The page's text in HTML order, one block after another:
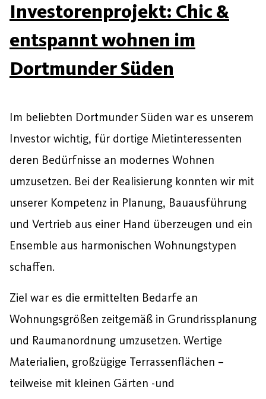
Investorenprojekt: Chic &
entspannt wohnen im
Dortmunder Süden
Im beliebten Dortmunder Süden war es unserem
Investor wichtig, für dortige Mietinteressenten
deren Bedürfnisse an modernes Wohnen
umzusetzen. Bei der Realisierung konnten wir mit
unserer Kompetenz in Planung, Bauausführung
und Vertrieb aus einer Hand überzeugen und ein
Ensemble aus harmonischen Wohnungstypen
schaffen.
Ziel war es die ermittelten Bedarfe an
Wohnungsgrößen zeitgemäß in Grundrissplanung
und Raumanordnung umzusetzen. Wertige
Materialien, großzügige Terrassenflächen –
teilweise mit kleinen Gärten -und